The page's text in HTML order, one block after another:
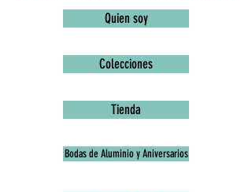
Quien soy
Colecciones
Tienda
Bodas de Aluminio y Aniversarios